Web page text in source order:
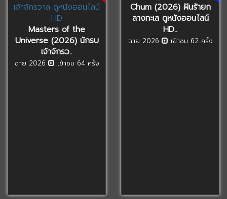
Masters of the
Universe (2026) นักรบ
เจ้าจักรว..
ฉาย 2026 เข้าชม 64 ครั้ง
Chum (2026) ฝันร้ายก
ลางทะเล ดูหนังออนไลน์
HD..
ฉาย 2026 เข้าชม 62 ครั้ง